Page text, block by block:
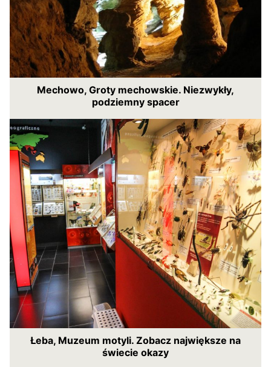
Mechowo, Groty mechowskie. Niezwykły,
podziemny spacer
Łeba, Muzeum motyli. Zobacz największe na
świecie okazy